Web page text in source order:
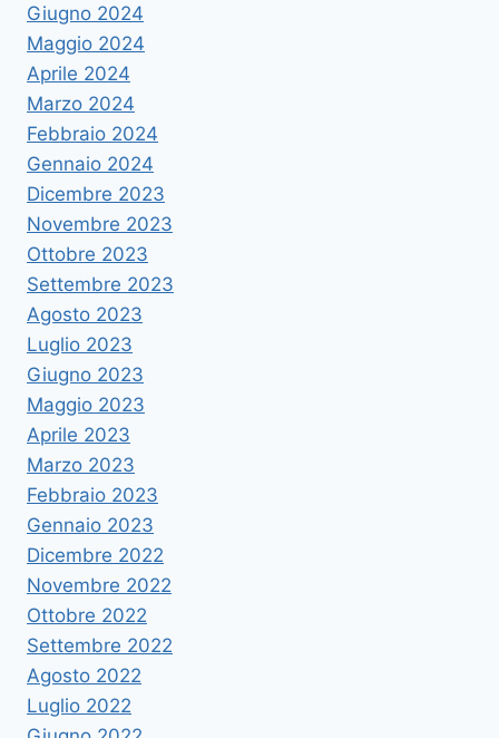
Giugno 2024
Maggio 2024
Aprile 2024
Marzo 2024
Febbraio 2024
Gennaio 2024
Dicembre 2023
Novembre 2023
Ottobre 2023
Settembre 2023
Agosto 2023
Luglio 2023
Giugno 2023
Maggio 2023
Aprile 2023
Marzo 2023
Febbraio 2023
Gennaio 2023
Dicembre 2022
Novembre 2022
Ottobre 2022
Settembre 2022
Agosto 2022
Luglio 2022